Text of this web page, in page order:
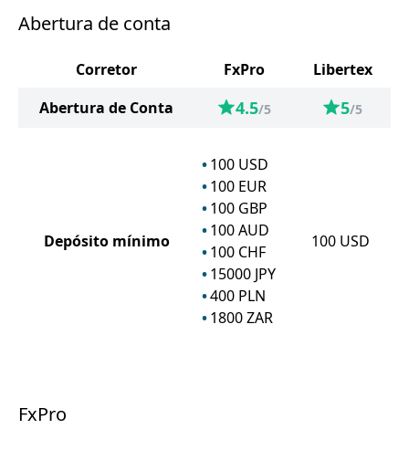
Abertura de conta
Corretor FxPro
Libertex
Abertura de Conta
4.5/5 5/5
Depósito mínimo
100 USD
100 EUR
100 GBP
100 AUD
100 CHF
15000 JPY
400 PLN
1800 ZAR
100 USD
FxPro